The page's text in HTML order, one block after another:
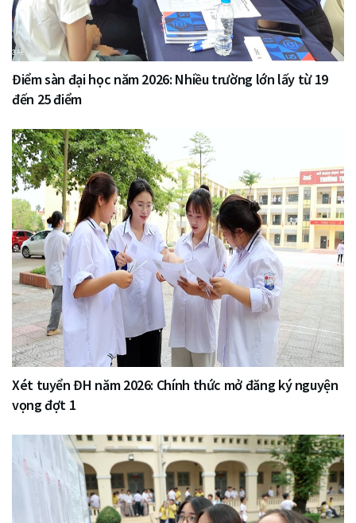
Điểm sàn đại học năm 2026: Nhiều trường lớn lấy từ 19
đến 25 điểm
Xét tuyển ĐH năm 2026: Chính thức mở đăng ký nguyện
vọng đợt 1